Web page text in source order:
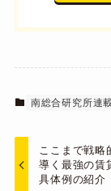
南総合研究所連
ここまで戦略
導く最強の賃
具体例の紹介